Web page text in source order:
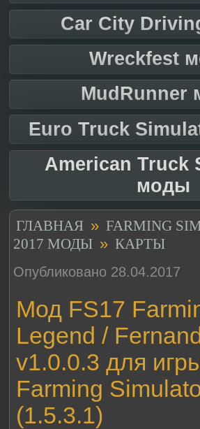
Car City
Wreckfest
MudRunner
Euro Truck
American Truck
моды
ГЛАВНАЯ » FARMING
2017 МОДЫ » КАРТЫ
Опубликовано 28.04.2017
Мод FS17
Legend /
v1.0.0.3 для
Farming
(1.5.3.1)